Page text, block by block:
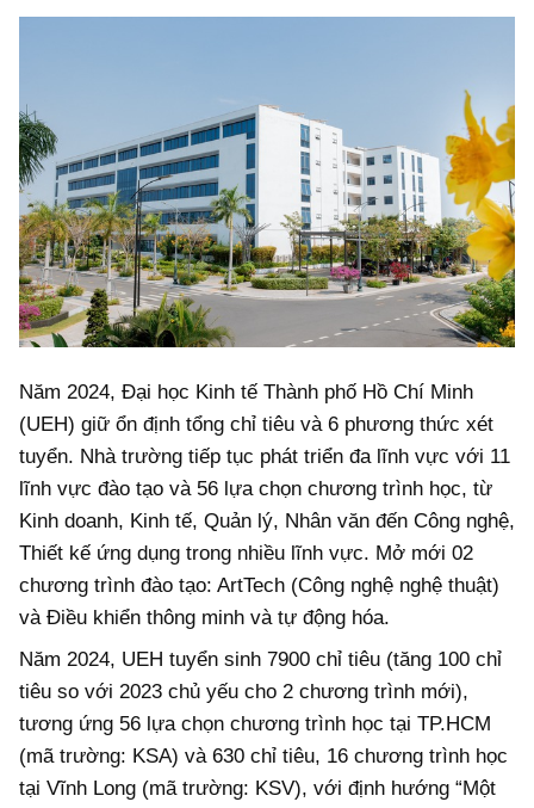
Khác
Video
Photo
Năm 2024, Đại học Kinh tế Thành phố Hồ Chí Minh
(UEH) giữ ổn định tổng chỉ tiêu và 6 phương thức xét
tuyển. Nhà trường tiếp tục phát triển đa lĩnh vực với 11
lĩnh vực đào tạo và 56 lựa chọn chương trình học, từ
Kinh doanh, Kinh tế, Quản lý, Nhân văn đến Công nghệ,
Thiết kế ứng dụng trong nhiều lĩnh vực. Mở mới 02
chương trình đào tạo: ArtTech (Công nghệ nghệ thuật)
và Điều khiển thông minh và tự động hóa.
Năm 2024, UEH tuyển sinh 7900 chỉ tiêu (tăng 100 chỉ
tiêu so với 2023 chủ yếu cho 2 chương trình mới),
tương ứng 56 lựa chọn chương trình học tại TP.HCM
(mã trường: KSA) và 630 chỉ tiêu, 16 chương trình học
tại Vĩnh Long (mã trường: KSV), với định hướng “Một